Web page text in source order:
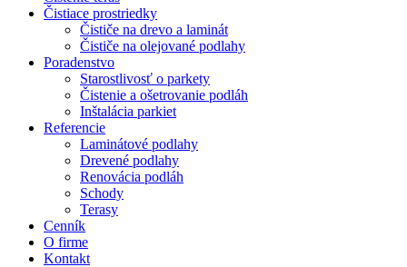
Čistiace prostriedky
Čističe na drevo a laminát
Čističe na olejované podlahy
Poradenstvo
Starostlivosť o parkety
Čistenie a ošetrovanie podláh
Inštalácia parkiet
Referencie
Laminátové podlahy
Drevené podlahy
Renovácia podláh
Schody
Terasy
Cenník
O firme
Kontakt